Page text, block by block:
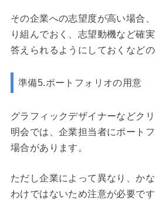
その企業への志望度が高い場合
り組んでおく、志望動機など確
答えられるようにしておくなど
準備5.ポートフォリオの用意
グラフィックデザイナーなどク
明会では、企業担当者にポート
場合があります。
ただし企業によって異なり、か
わけではないため注意が必要で